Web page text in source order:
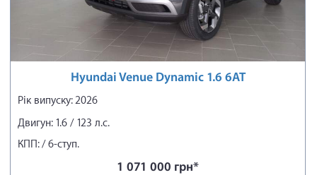
Hyundai Venue Dynamic 1.6 6AT
Рік випуску: 2026
Двигун: 1.6 / 123 л.с.
КПП: / 6-ступ.
1 071 000 грн*